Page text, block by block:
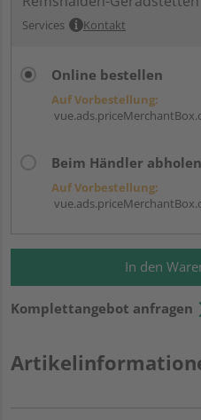
Services Kontakt
Online bestellen
Auf Vorbestellung:
Beim Händler abholen
Auf Vorbestellung:
In den
Komplettangebot anfragen